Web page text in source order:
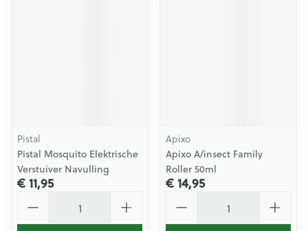
Pistal
Pistal Mosquito Elektrische
Verstuiver Navulling
€ 11,95
Apixo
Apixo A/insect Family
Roller 50ml
€ 14,95